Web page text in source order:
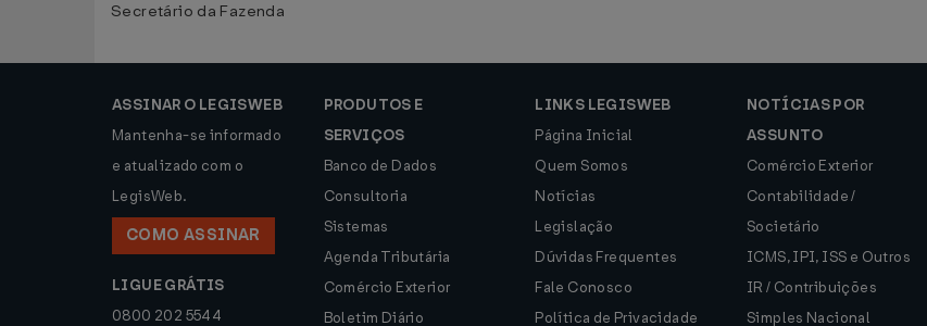
Secretário da Fazenda
ASSINAR O LEGISWEB
Mantenha-se informado
e atualizado com o
LegisWeb.
COMO ASSINAR
LIGUE GRÁTIS
0800 202 5544
PRODUTOS E
SERVIÇOS
Banco de Dados
Consultoria
Sistemas
Agenda Tributária
Comércio Exterior
Boletim Diário
LINKS LEGISWEB
Página Inicial
Quem Somos
Notícias
Legislação
Dúvidas Frequentes
Fale Conosco
Política de Privacidade
NOTÍCIAS POR
ASSUNTO
Comércio Exterior
Contabilidade /
Societário
ICMS, IPI, ISS e Outros
IR / Contribuições
Simples Nacional